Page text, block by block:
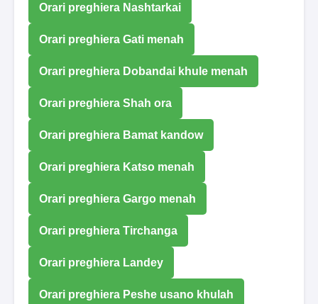
Orari preghiera Nashtarkai
Orari preghiera Gati menah
Orari preghiera Dobandai khule menah
Orari preghiera Shah ora
Orari preghiera Bamat kandow
Orari preghiera Katso menah
Orari preghiera Gargo menah
Orari preghiera Tirchanga
Orari preghiera Landey
Orari preghiera Peshe usano khulah